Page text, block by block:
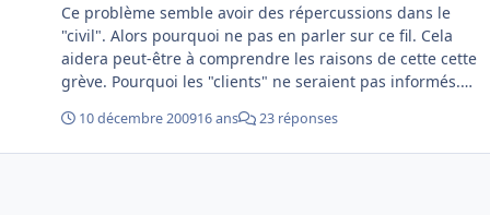
Ce problème semble avoir des répercussions dans le
"civil". Alors pourquoi ne pas en parler sur ce fil. Cela
aidera peut-être à comprendre les raisons de cette cette
grève. Pourquoi les "clients" ne seraient pas informés.
explications pour toutes ces grèves. Car la libéralisation
arrive ...
10 décembre 200916 ans 23 réponses